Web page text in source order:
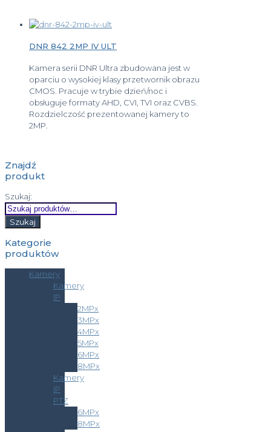
DNR 842 2MP IV ULT
Kamera serii DNR Ultra zbudowana jest w
oparciu o wysokiej klasy przetwornik obrazu
CMOS. Pracuje w trybie dzień/noc i
obsługuje formaty AHD, CVI, TVI oraz CVBS.
Rozdzielczość prezentowanej kamery to
2MP.
Znajdź
produkt
Szukaj:
Szukaj
Kategorie
produktów
Kamery
Kamery
IP
2MPx
3MPx
4MPx
5MPx
6MPx
8MPx
Kamery
IP
PTZ
6MPx
8MPx